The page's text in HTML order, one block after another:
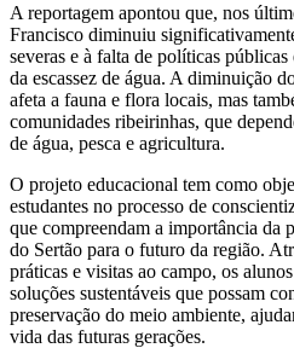
A reportagem apontou que, nos
Francisco diminuiu
severas e à falta de políticas
da escassez de água. A diminuição
afeta a fauna e flora locais, mas
comunidades ribeirinhas, que
de água, pesca e agricultura.
O projeto educacional tem como
estudantes no processo de
que compreendam a importância da
do Sertão para o futuro da região.
práticas e visitas ao campo, os
soluções sustentáveis que possam
preservação do meio ambiente,
vida das futuras gerações.